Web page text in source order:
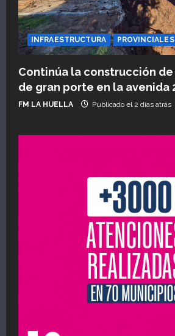
INFRAESTRUCTURA PROVINCIALES
Continúa la construcción
de gran porte en la avenida
FM LA HUELLA Publicado el 2 días atrás